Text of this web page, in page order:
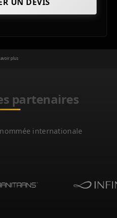
plus
partenaires
internationale